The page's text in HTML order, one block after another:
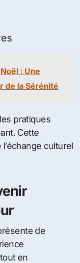
: Une
de la Sérénité
pratiques
Cette
culturel
de
en